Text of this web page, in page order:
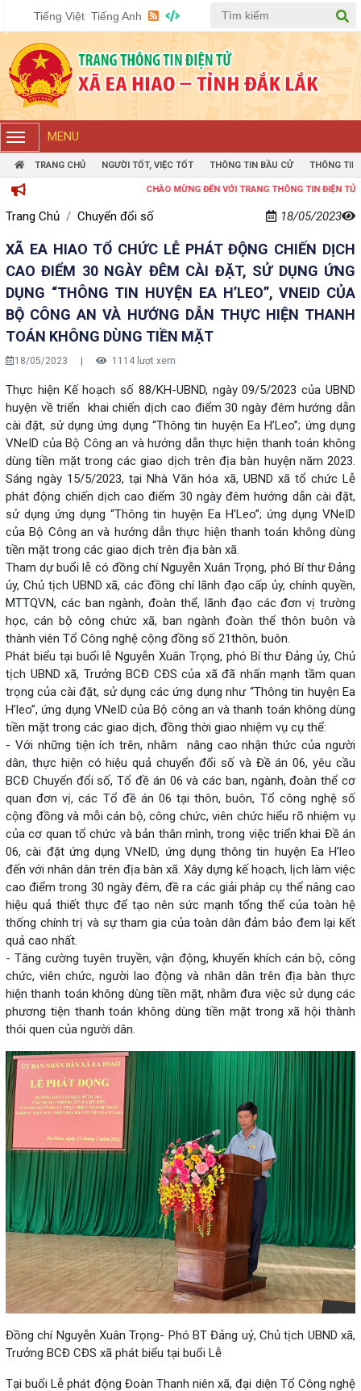
Tiếng Việt Tiếng Anh
MENU
TRANG CHỦ NGƯỜI TỐT, VIỆC TỐT THÔNG TIN BẦU CỬ THÔNG TIN
CHÀO MỪNG ĐẾN VỚI TRANG THÔNG TIN ĐIỆN TỬ XÃ EA HIAO
Trang Chủ Chuyển đổi số 18/05/2023
XÃ EA HIAO TỔ CHỨC LỄ PHÁT ĐỘNG CHIẾN DỊCH
CAO ĐIỂM 30 NGÀY ĐÊM CÀI ĐẶT, SỬ DỤNG ỨNG
DỤNG “THÔNG TIN HUYỆN EA H’LEO”, VNEID CỦA
BỘ CÔNG AN VÀ HƯỚNG DẪN THỰC HIỆN THANH
TOÁN KHÔNG DÙNG TIỀN MẶT
18/05/2023 1114 lượt xem
Thực hiện Kế hoạch số 88/KH-UBND, ngày 09/5/2023 của UBND
huyện về triển khai chiến dịch cao điểm 30 ngày đêm hướng dẫn
cài đặt, sử dụng ứng dụng “Thông tin huyện Ea H’Leo”; ứng dụng
VNeID của Bộ Công an và hướng dẫn thực hiện thanh toán không
dùng tiền mặt trong các giao dịch trên địa bàn huyện năm 2023.
Sáng ngày 15/5/2023, tại Nhà Văn hóa xã, UBND xã tổ chức Lễ
phát động chiến dịch cao điểm 30 ngày đêm hướng dẫn cài đặt,
sử dụng ứng dụng “Thông tin huyện Ea H’Leo”; ứng dụng VNeID
của Bộ Công an và hướng dẫn thực hiện thanh toán không dùng
tiền mặt trong các giao dịch trên địa bàn xã.
Tham dự buổi lễ có đồng chí Nguyễn Xuân Trọng, phó Bí thư Đảng
ủy, Chủ tịch UBND xã, các đồng chí lãnh đạo cấp ủy, chính quyền,
MTTQVN, các ban ngành, đoàn thể, lãnh đạo các đơn vị trường
học, cán bộ công chức xã, ban ngành đoàn thể thôn buôn và
thành viên Tổ Công nghệ cộng đồng số 21thôn, buôn.
Phát biểu tại buổi lễ Nguyễn Xuân Trọng, phó Bí thư Đảng ủy, Chủ
tịch UBND xã, Trưởng BCĐ CĐS của xã đã nhấn mạnh tầm quan
trọng của cài đặt, sử dụng các ứng dụng như “Thông tin huyện Ea
H’leo”, ứng dụng VNeID của Bộ công an và thanh toán không dùng
tiền mặt trong các giao dịch, đồng thời giao nhiệm vụ cụ thể:
- Với những tiện ích trên, nhằm nâng cao nhận thức của người
dân, thực hiện có hiệu quả chuyển đổi số và Đề án 06, yêu cầu
BCĐ Chuyển đổi số, Tổ đề án 06 và các ban, ngành, đoàn thể cơ
quan đơn vị, các Tổ đề án 06 tại thôn, buôn, Tổ công nghệ số
cộng đồng và mỗi cán bộ, công chức, viên chức hiểu rõ nhiệm vụ
của cơ quan tổ chức và bản thân mình, trong việc triển khai Đề án
06, cài đặt ứng dụng VNeID, ứng dụng thông tin huyện Ea H’leo
đến với nhân dân trên địa bàn xã. Xây dựng kế hoạch, lịch làm việc
cao điểm trong 30 ngày đêm, đề ra các giải pháp cụ thể nâng cao
hiệu quả thiết thực để tạo nên sức mạnh tổng thể của toàn hệ
thống chính trị và sự tham gia của toàn dân đảm bảo đem lại kết
quả cao nhất.
- Tăng cường tuyên truyền, vận động, khuyến khích cán bộ, công
chức, viên chức, người lao động và nhân dân trên địa bàn thực
hiện thanh toán không dùng tiền mặt, nhằm đưa việc sử dụng các
phương tiện thanh toán không dùng tiền mặt trong xã hội thành
thói quen của người dân.
Đồng chí Nguyễn Xuân Trọng- Phó BT Đảng uỷ, Chủ tịch UBND xã,
Trưởng BCĐ CĐS xã phát biểu tại buổi Lễ
Tại buổi Lễ phát động Đoàn Thanh niên xã, đại diện Tổ Công nghệ